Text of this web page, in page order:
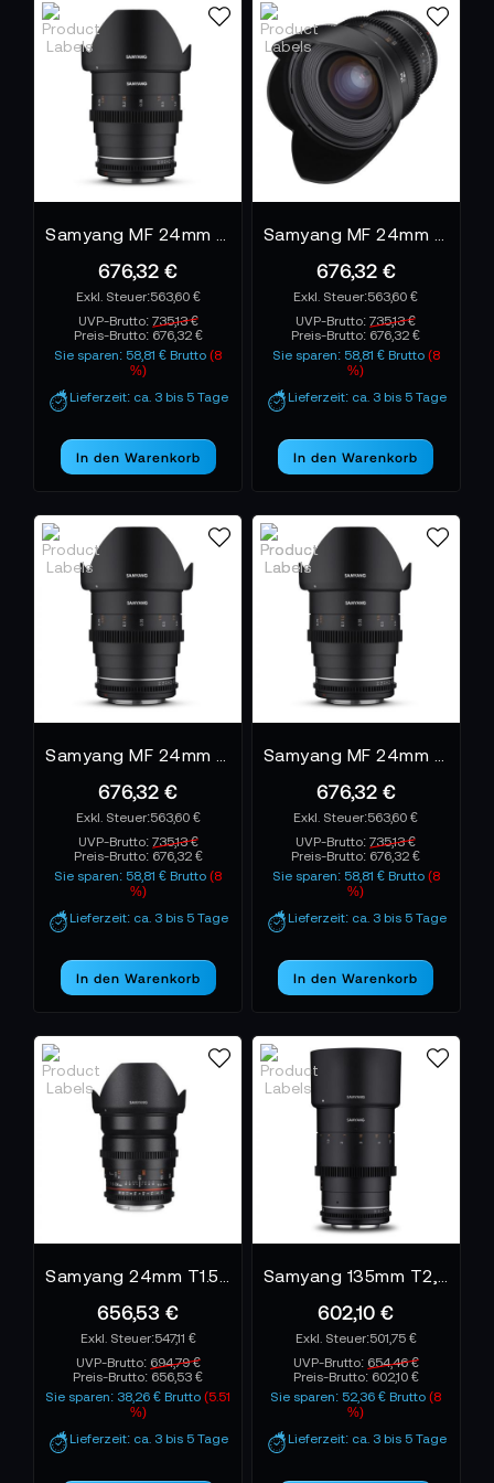
Brennweiten arbeiten. Die Serie verhält sich
konsistent, bleibt auch bei wechselnden
Lichtstimmungen zuverlässig und unterstützt
Kameramänner, die ein leichtes, robustes und
dennoch cineastisches System bevorzugen.
676,32 €
563,60 €
UVP-Brutto: 735,13 €
Preis-Brutto: 676,32 €
Sie sparen: 58,81 € Brutto(8
%)
Lieferzeit: ca. 3 bis 5 Tage
In den Warenkorb
676,32 €
563,60 €
UVP-Brutto:735,13 €
Preis-Brutto: 676,32 €
Sie sparen: 58,81 € Brutto (8
%)
Lieferzeit: ca. 3 bis 5 Tage
In den Warenkorb
676,32 €
563,60 €
UVP-Brutto: 735,13 €
Preis-Brutto: 676,32 €
Sie sparen: 58,81 € Brutto(8
%)
Lieferzeit: ca. 3 bis 5 Tage
In den Warenkorb
676,32 €
563,60 €
UVP-Brutto:735,13 €
Preis-Brutto: 676,32 €
Sie sparen: 58,81 € Brutto (8
%)
Lieferzeit: ca. 3 bis 5 Tage
In den Warenkorb
656,53 €
547,11 €
UVP-Brutto: 694,79 €
Preis-Brutto: 656,53 €
Sie sparen: 38,26 € Brutto(5.51
%)
Lieferzeit: ca. 3 bis 5 Tage
602,10 €
501,75 €
UVP-Brutto: 654,46 €
Preis-Brutto: 602,10 €
Sie sparen: 52,36 € Brutto(8
%)
Lieferzeit: ca. 3 bis 5 Tage